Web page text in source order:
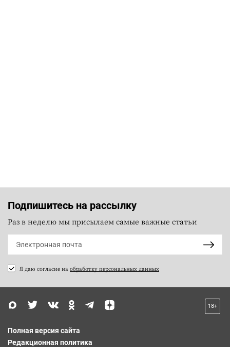
Подпишитесь на рассылку
Раз в неделю мы присылаем самые важные статьи
Я даю согласие на обработку персональных данных
18+
Полная версия сайта
Редакционная политика